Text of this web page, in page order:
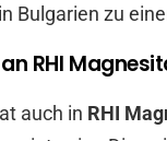
Bulgarien zu
RHI
auch in RHI